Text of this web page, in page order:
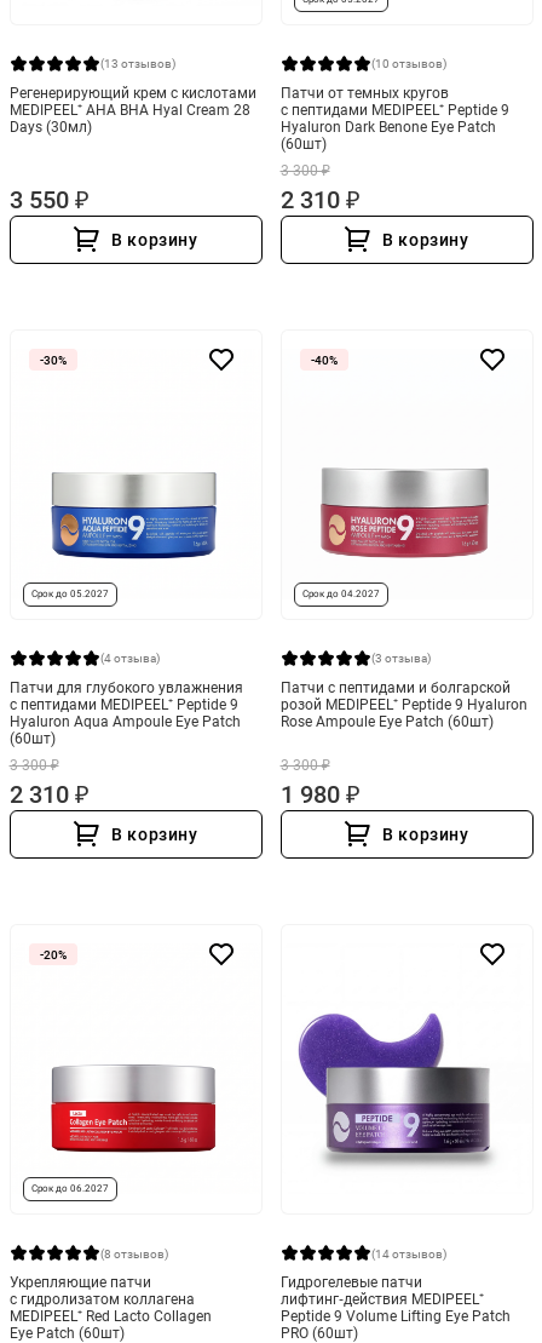
(13 отзывов)
Регенерирующий крем с кислотами
MEDIPEEL⁺ AHA BHA Hyal Cream 28
Days (30мл)
3 550 ₽
В корзину
(10 отзывов)
Патчи от темных кругов
с пептидами MEDIPEEL⁺ Peptide 9
Hyaluron Dark Benone Eye Patch
(60шт)
3 300 ₽
2 310 ₽
В корзину
-30%
Срок до 05.2027
(4 отзыва)
Патчи для глубокого увлажнения
с пептидами MEDIPEEL⁺ Peptide 9
Hyaluron Aqua Ampoule Eye Patch
(60шт)
3 300 ₽
2 310 ₽
В корзину
-40%
Срок до 04.2027
(3 отзыва)
Патчи с пептидами и болгарской
розой MEDIPEEL⁺ Peptide 9 Hyaluron
Rose Ampoule Eye Patch (60шт)
3 300 ₽
1 980 ₽
В корзину
-20%
Срок до 06.2027
(8 отзывов)
Укрепляющие патчи
с гидролизатом коллагена
MEDIPEEL⁺ Red Lacto Collagen
Eye Patch (60шт)
(14 отзывов)
Гидрогелевые патчи
лифтинг‑действия MEDIPEEL⁺
Peptide 9 Volume Lifting Eye Patch
PRO (60шт)